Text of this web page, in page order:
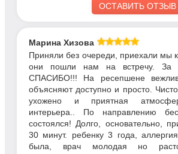
ОСТАВИТЬ ОТЗЫВ
Марина Хизова
Приняли без очереди, приехали мы
они пошли нам на встречу. За
СПАСИБО!!! На ресепшене
объясняют доступно и просто.
ухожено и приятная
интерьера.. По направлению
состоялся! Долго, основательно,
30 минут. ребенку 3 года,
была, врач молодая но